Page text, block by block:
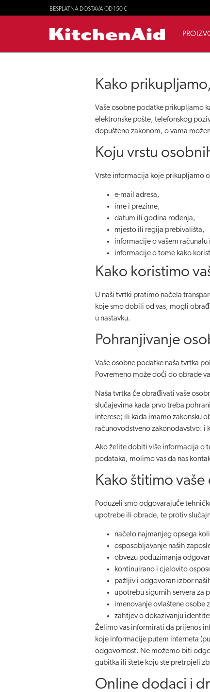
BESPLATNA DOSTAVA OD 150 €
Kako
Vaše osobne podatke prikupljamo
elektronske pošte, telefonskog
dopušteno zakonom, o vama
Koju vrstu
Vrste informacija koje prikupljamo o
e-mail adresa,
ime i prezime,
datum ili godina rođenja,
mjesto ili regija prebivališta,
informacije o vašem računalu
informacije o tome kako
Kako koristimo
U naši tvrtki pratimo načela
koje smo dobili od vas, mogli
u nastavku.
Pohranjivanje
Vaše osobne podatke naša tvrtka
Povremeno može doći do obrade
Naša tvrtka će obrađivati vaše
slučajevima kada prvo treba
interese; ili kada imamo zakonsku
računovodstveno zakonodavstvo: i
Ako želite dobiti više informacija o
podataka, molimo vas da nas
Kako štitimo
Poduzeli smo odgovarajuće
upotrebe ili obrade, te protiv
načelo najmanjeg opsega
osposobljavanje naših
obvezu poduzimanja
kontinuirano i cjelovito
pažljiv i odgovoran izbor
upotrebu sigurnih servera za
imenovanje ovlaštene osobe
zahtjev o dokazivanju
Želimo vas informirati da prijenos
koje informacije putem interneta
odgovornost. Ne možemo biti
gubitka ili štete koju ste pretrpjeli
Online dodaci i